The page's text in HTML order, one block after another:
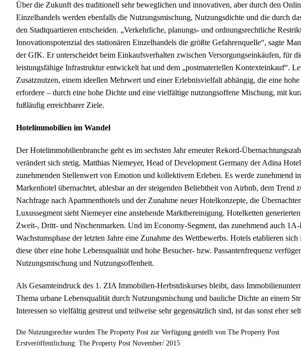
Über die Zukunft des traditionell sehr beweglichen und innovativen, aber durch den
Einzelhandels werden ebenfalls die Nutzungsmischung, Nutzungsdichte und die durch
den Stadtquartieren entscheiden. „Verkehrliche, planungs- und ordnungsrechtliche
Innovationspotenzial des stationären Einzelhandels die größte Gefahrenquelle“, sagte
der GfK. Er unterscheidet beim Einkaufsverhalten zwischen Versorgungseinkäufen, für
leistungsfähige Infrastruktur entwickelt hat und dem „postmateriellen Kontexteinkauf“.
Zusatznutzen, einem ideellen Mehrwert und einer Erlebnisvielfalt abhängig, die eine
erfordere – durch eine hohe Dichte und eine vielfältige nutzungsoffene Mischung, mit
fußläufig erreichbarer Ziele.
Hotelimmobilien im Wandel
Der Hotelimmobilienbranche geht es im sechsten Jahr erneuter Rekord-
verändert sich stetig. Matthias Niemeyer, Head of Development Germany der Adina
zunehmenden Stellenwert von Emotion und kollektivem Erleben. Es werde zunehmend
Markenhotel übernachtet, ablesbar an der steigenden Beliebtheit von Airbnb, dem Trend
Nachfrage nach Apartmenthotels und der Zunahme neuer Hotelkonzepte, die
Luxussegment sieht Niemeyer eine anstehende Marktbereinigung. Hotelketten
Zweit-, Dritt- und Nischenmarken. Und im Economy-Segment, das zunehmend auch 1A-
Wachstumsphase der letzten Jahre eine Zunahme des Wettbewerbs. Hotels etablieren
diese über eine hohe Lebensqualität und hohe Besucher- bzw. Passantenfrequenz
Nutzungsmischung und Nutzungsoffenheit.
Als Gesamteindruck des 1. ZIA Immobilien-Herbstdiskurses bleibt, dass
Thema urbane Lebensqualität durch Nutzungsmischung und bauliche Dichte an einem
Interessen so vielfältig gestreut und teilweise sehr gegensätzlich sind, ist das sonst eher
Die Nutzungsrechte wurden The Property Post zur Verfügung gestellt von The Property Post
Erstveröffentlichung: The Property Post November/ 2015